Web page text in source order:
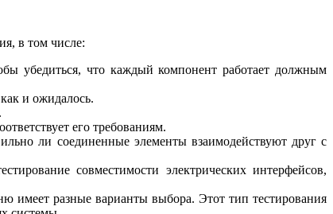
в том числе:
убедиться, что каждый компонент работает должным
и ожидалось.
его требованиям.
ли соединенные элементы взаимодействуют друг с
совместимости электрических интерфейсов,
имеет разные варианты выбора. Этот тип тестирования